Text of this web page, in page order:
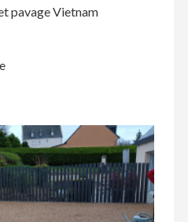
pavage Vietnam